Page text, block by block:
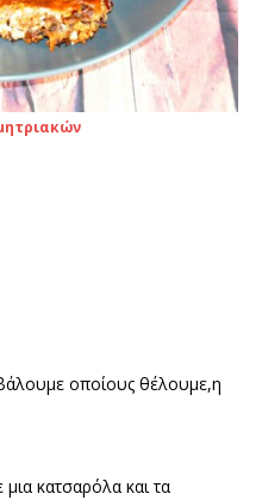
οποίους θέλουμε,η
μια κατσαρόλα και τα